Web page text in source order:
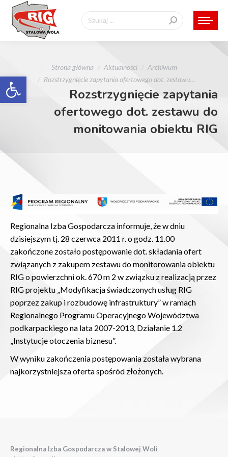
Otwórz pasek narzędzi
Szukaj:
Strona główna Aktualności
Archiwum
Rozstrzygnięcie zapytania ofertowego dot. zestawu…
Rozstrzygnięcie zapytania
ofertowego dot. zestawu do
monitowania obiektu RIG
Regionalna Izba Gospodarcza informuje, że w dniu
dzisiejszym tj. 28 czerwca 2011 r. o godz. 11.00
zakończone zostało postępowanie dot. składania ofert
związanych z zakupem zestawu do monitorowania obiektu
RIG o powierzchni ok. 670 m 2 w związku z realizacją przez
RIG projektu „Modyfikacja świadczonych usług RIG
poprzez zakup i rozbudowę infrastruktury” w ramach
Regionalnego Programu Operacyjnego Województwa
podkarpackiego na lata 2007-2013, Działanie 1.2
„Instytucje otoczenia biznesu”.
W wyniku zakończenia postępowania została wybrana
najkorzystniejsza oferta spośród złożonych.
Regionalna Izba Gospodarcza w Stalowej Woli